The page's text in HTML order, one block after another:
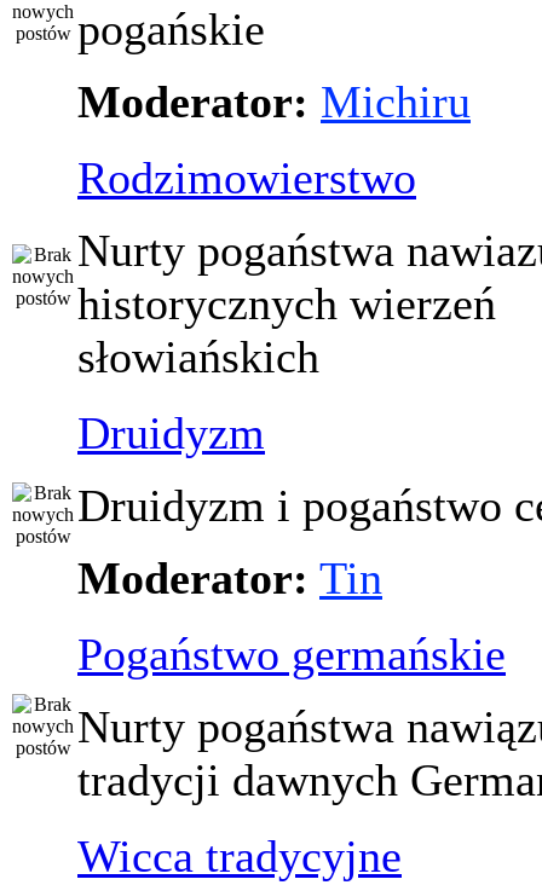
pogańskie
Moderator: Michiru
Rodzimowierstwo
Nurty pogaństwa
historycznych wierzeń
słowiańskich
Druidyzm
Druidyzm i pogaństwo
Moderator: Tin
Pogaństwo germańskie
Nurty pogaństwa
tradycji dawnych
Wicca tradycyjne